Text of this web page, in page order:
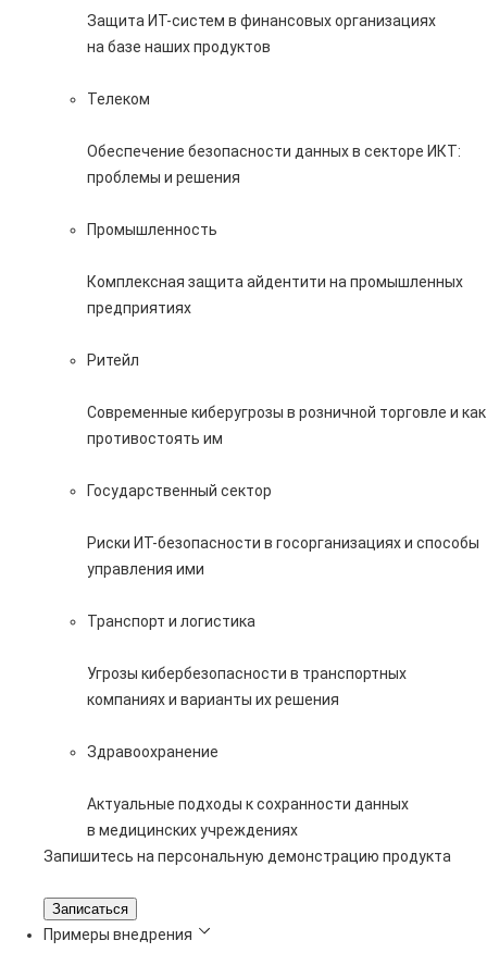
Защита ИТ-систем в финансовых организациях
на базе наших продуктов
Телеком
Обеспечение безопасности данных в секторе ИКТ:
проблемы и решения
Промышленность
Комплексная защита айдентити на промышленных
предприятиях
Ритейл
Современные киберугрозы в розничной торговле и как
противостоять им
Государственный сектор
Риски ИТ-безопасности в госорганизациях и способы
управления ими
Транспорт и логистика
Угрозы кибербезопасности в транспортных
компаниях и варианты их решения
Здравоохранение
Актуальные подходы к сохранности данных
в медицинских учреждениях
Запишитесь на персональную демонстрацию продукта
Записаться
Примеры внедрения